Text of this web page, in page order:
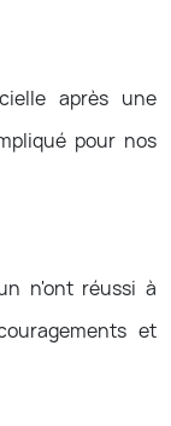
après une
pour nos
n'ont réussi à
et